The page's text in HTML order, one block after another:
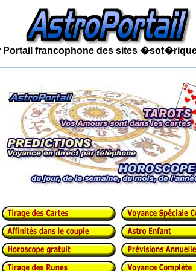
Portail francophone des sites